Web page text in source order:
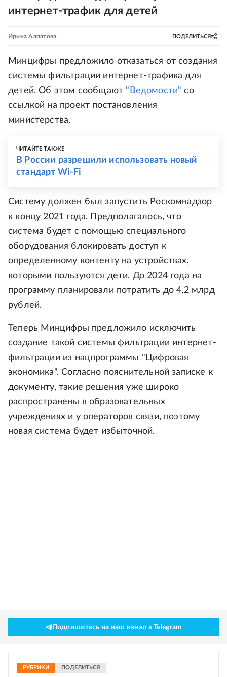
интернет-трафик для детей
Ирина Алпатова ПОДЕЛИТЬСЯ
Минцифры предложило отказаться от создания
системы фильтрации интернет-трафика для
детей. Об этом сообщают "Ведомости" со
ссылкой на проект постановления
министерства.
ЧИТАЙТЕ ТАКЖЕ
В России разрешили использовать новый
стандарт Wi-Fi
Систему должен был запустить Роскомнадзор
к концу 2021 года. Предполагалось, что
система будет с помощью специального
оборудования блокировать доступ к
определенному контенту на устройствах,
которыми пользуются дети. До 2024 года на
программу планировали потратить до 4,2 млрд
рублей.
Теперь Минцифры предложило исключить
создание такой системы фильтрации интернет-
фильтрации из нацпрограммы "Цифровая
экономика". Согласно пояснительной записке к
документу, такие решения уже широко
распространены в образовательных
учреждениях и у операторов связи, поэтому
новая система будет избыточной.
Подпишитесь на наш канал в Telegram
РУБРИКИ ПОДЕЛИТЬСЯ